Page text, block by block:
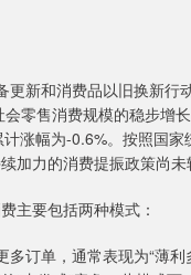
更新和消费品以旧换新
零售消费规模的稳步增
涨幅为-0.6%。按照国
加力的消费提振政策尚未
主要包括两种模式：
订单，通常表现为“薄